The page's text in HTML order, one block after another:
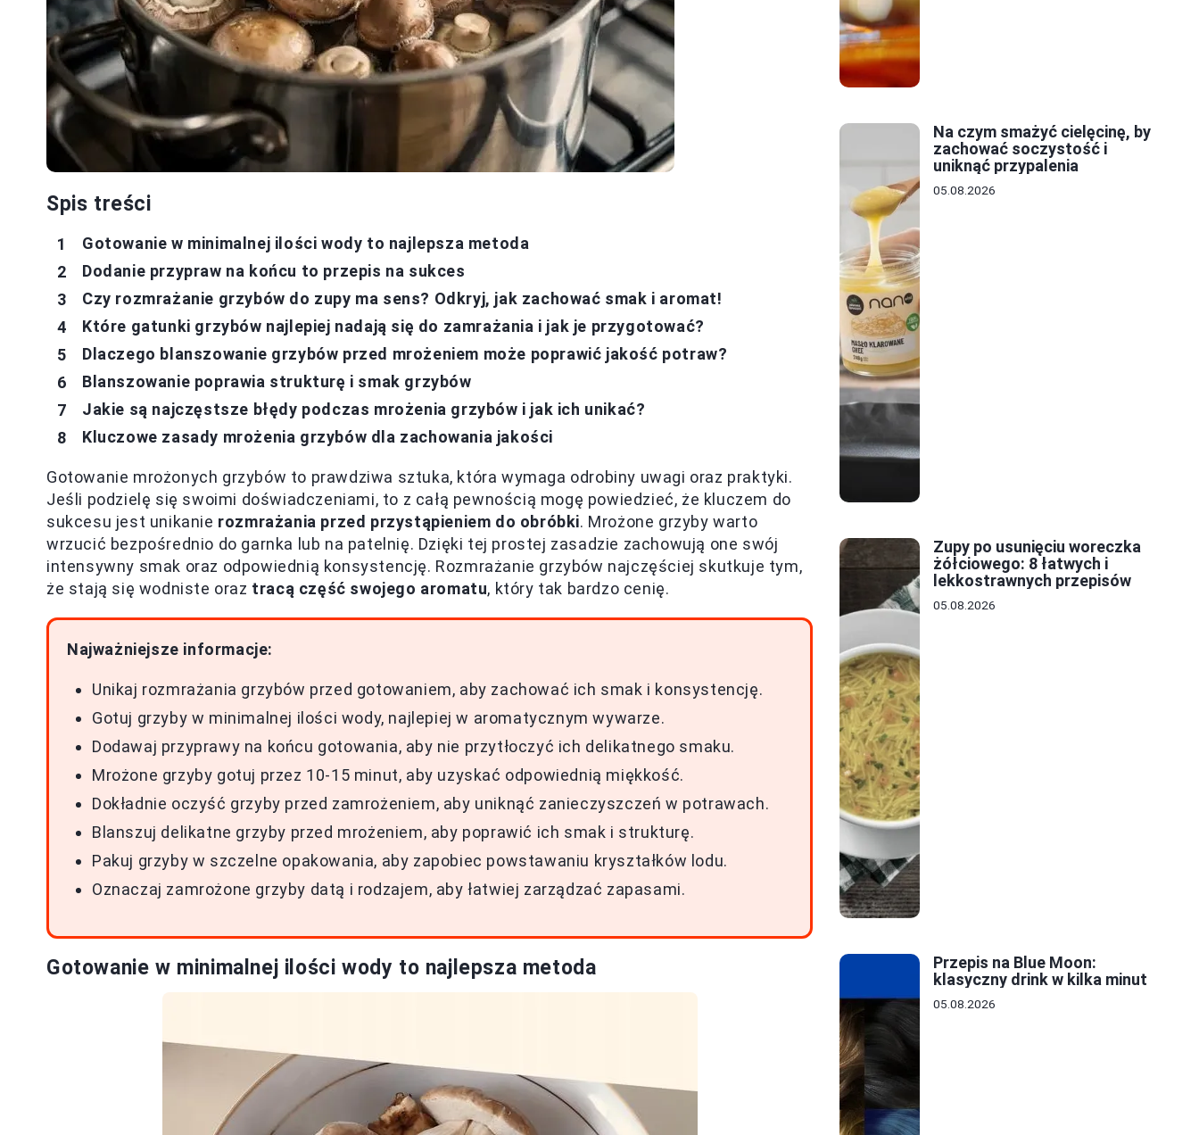
Spis treści
Gotowanie w minimalnej ilości wody to najlepsza metoda
Dodanie przypraw na końcu to przepis na sukces
Czy rozmrażanie grzybów do zupy ma sens? Odkryj, jak zachować smak i aromat!
Które gatunki grzybów najlepiej nadają się do zamrażania i jak je przygotować?
Dlaczego blanszowanie grzybów przed mrożeniem może poprawić jakość potraw?
Blanszowanie poprawia strukturę i smak grzybów
Jakie są najczęstsze błędy podczas mrożenia grzybów i jak ich unikać?
Kluczowe zasady mrożenia grzybów dla zachowania jakości
Gotowanie mrożonych grzybów to prawdziwa sztuka, która wymaga odrobiny uwagi oraz praktyki.
Jeśli podzielę się swoimi doświadczeniami, to z całą pewnością mogę powiedzieć, że kluczem do
sukcesu jest unikanie rozmrażania przed przystąpieniem do obróbki. Mrożone grzyby warto
wrzucić bezpośrednio do garnka lub na patelnię. Dzięki tej prostej zasadzie zachowują one swój
intensywny smak oraz odpowiednią konsystencję. Rozmrażanie grzybów najczęściej skutkuje tym,
że stają się wodniste oraz tracą część swojego aromatu, który tak bardzo cenię.
Najważniejsze informacje:
Unikaj rozmrażania grzybów przed gotowaniem, aby zachować ich smak i konsystencję.
Gotuj grzyby w minimalnej ilości wody, najlepiej w aromatycznym wywarze.
Dodawaj przyprawy na końcu gotowania, aby nie przytłoczyć ich delikatnego smaku.
Mrożone grzyby gotuj przez 10-15 minut, aby uzyskać odpowiednią miękkość.
Dokładnie oczyść grzyby przed zamrożeniem, aby uniknąć zanieczyszczeń w potrawach.
Blanszuj delikatne grzyby przed mrożeniem, aby poprawić ich smak i strukturę.
Pakuj grzyby w szczelne opakowania, aby zapobiec powstawaniu kryształków lodu.
Oznaczaj zamrożone grzyby datą i rodzajem, aby łatwiej zarządzać zapasami.
Gotowanie w minimalnej ilości wody to najlepsza metoda
Na czym smażyć cielęcinę, by
zachować soczystość i
uniknąć przypalenia
05.08.2026
Zupy po usunięciu woreczka
żółciowego: 8 łatwych i
lekkostrawnych przepisów
05.08.2026
Przepis na Blue Moon:
klasyczny drink w kilka minut
05.08.2026